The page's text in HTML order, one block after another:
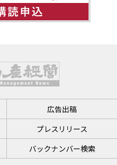
広告出稿
プレスリリース
バックナンバー検索